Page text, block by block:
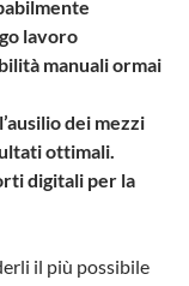
lavoro
manuali ormai
dei mezzi
ottimali.
digitali per la
il più possibile